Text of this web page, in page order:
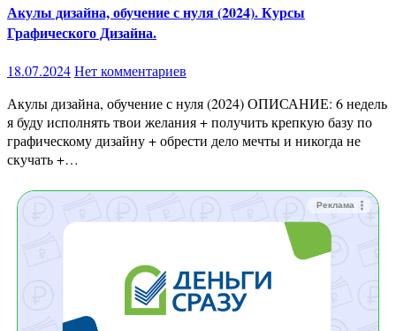
Акулы дизайна, обучение с нуля (2024). Курсы
Графического Дизайна.
18.07.2024Нет комментариев
Акулы дизайна, обучение с нуля (2024) ОПИСАНИЕ: 6 недель
я буду исполнять твои желания + получить крепкую базу по
графическому дизайну + обрести дело мечты и никогда не
скучать +…
Реклама